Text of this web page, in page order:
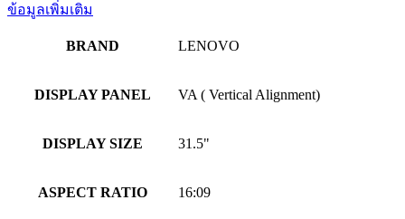
ข้อมูลเพิ่มเติม
BRAND LENOVO
DISPLAY PANEL VA ( Vertical Alignment)
DISPLAY SIZE 31.5"
ASPECT RATIO 16:09